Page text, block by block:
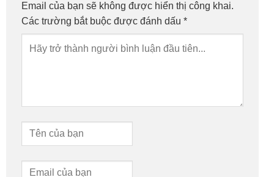
Email của bạn sẽ không được hiển thị công khai.
Các trường bắt buộc được đánh dấu *